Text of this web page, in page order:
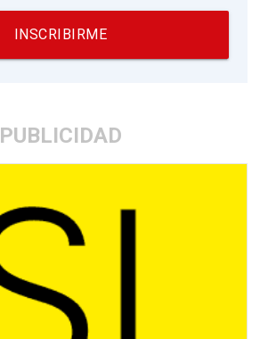
INSCRIBIRME
PUBLICIDAD